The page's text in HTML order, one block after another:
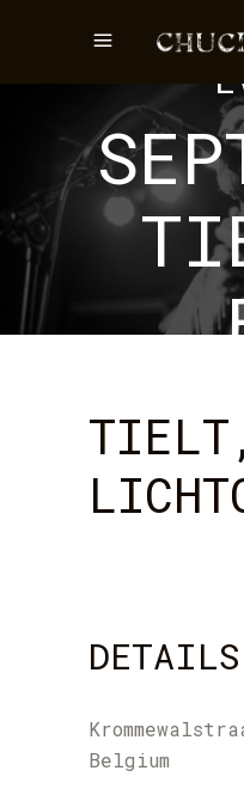
DETAILS
Belgium